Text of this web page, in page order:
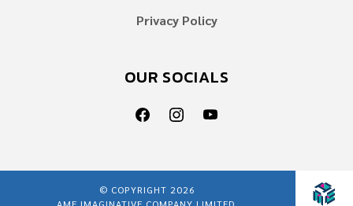
Privacy Policy
OUR SOCIALS
© COPYRIGHT 2026
AME IMAGINATIVE COMPANY LIMITED.